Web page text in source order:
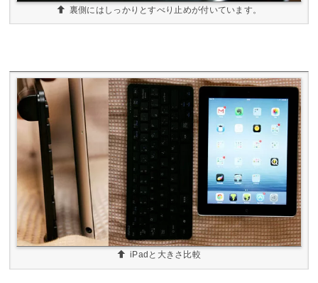
裏側にはしっかりとすべり止めが付いています。
iPadと大きさ比較